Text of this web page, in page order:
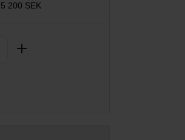
5 200 SEK